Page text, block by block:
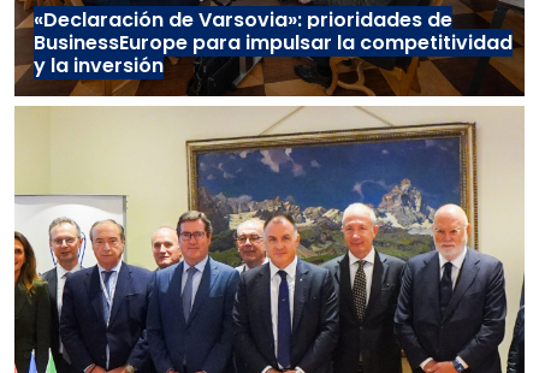
«Declaración de Varsovia»: prioridades de
BusinessEurope para impulsar la competitividad
y la inversión